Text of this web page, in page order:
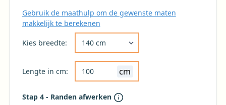
Gebruik de maathulp om de gewenste maten
makkelijk te berekenen
Kies breedte:
Lengte in cm: cm
Stap 4 - Randen afwerken